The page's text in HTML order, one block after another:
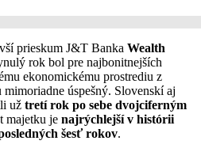
prieskum J&T Banka Wealth
rok bol pre najbonitnejších
ekonomickému prostrediu z
úspešný. Slovenskí aj
už tretí rok po sebe dvojciferným
majetku je najrýchlejší v histórii
šesť rokov.